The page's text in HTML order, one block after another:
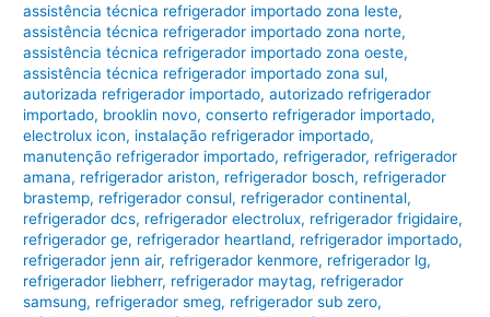
assistência técnica refrigerador importado zona leste,
assistência técnica refrigerador importado zona norte,
assistência técnica refrigerador importado zona oeste,
assistência técnica refrigerador importado zona sul,
autorizada refrigerador importado,autorizado refrigerador
importado, brooklin novo,conserto refrigerador importado,
electrolux icon, instalação refrigerador importado,
manutenção refrigerador importado, refrigerador, refrigerador
amana, refrigerador ariston, refrigerador bosch, refrigerador
brastemp, refrigerador consul, refrigerador continental,
refrigerador dcs, refrigerador electrolux, refrigerador frigidaire,
refrigerador ge, refrigerador heartland, refrigerador importado,
refrigerador jenn air, refrigerador kenmore, refrigerador lg,
refrigerador liebherr, refrigerador maytag, refrigerador
samsung, refrigerador smeg, refrigerador sub zero,